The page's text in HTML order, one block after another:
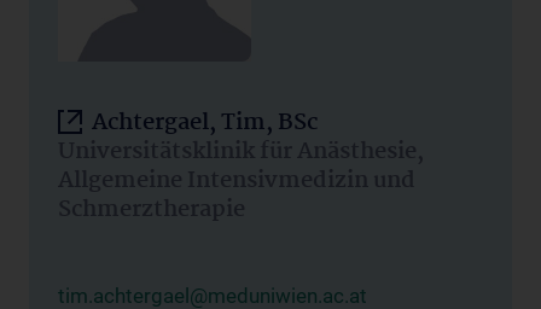
Achtergael, Tim, BSc
Universitätsklinik für Anästhesie,
Allgemeine Intensivmedizin und
Schmerztherapie
tim.achtergael@meduniwien.ac.at